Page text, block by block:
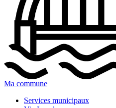
Ma commune
Services municipaux